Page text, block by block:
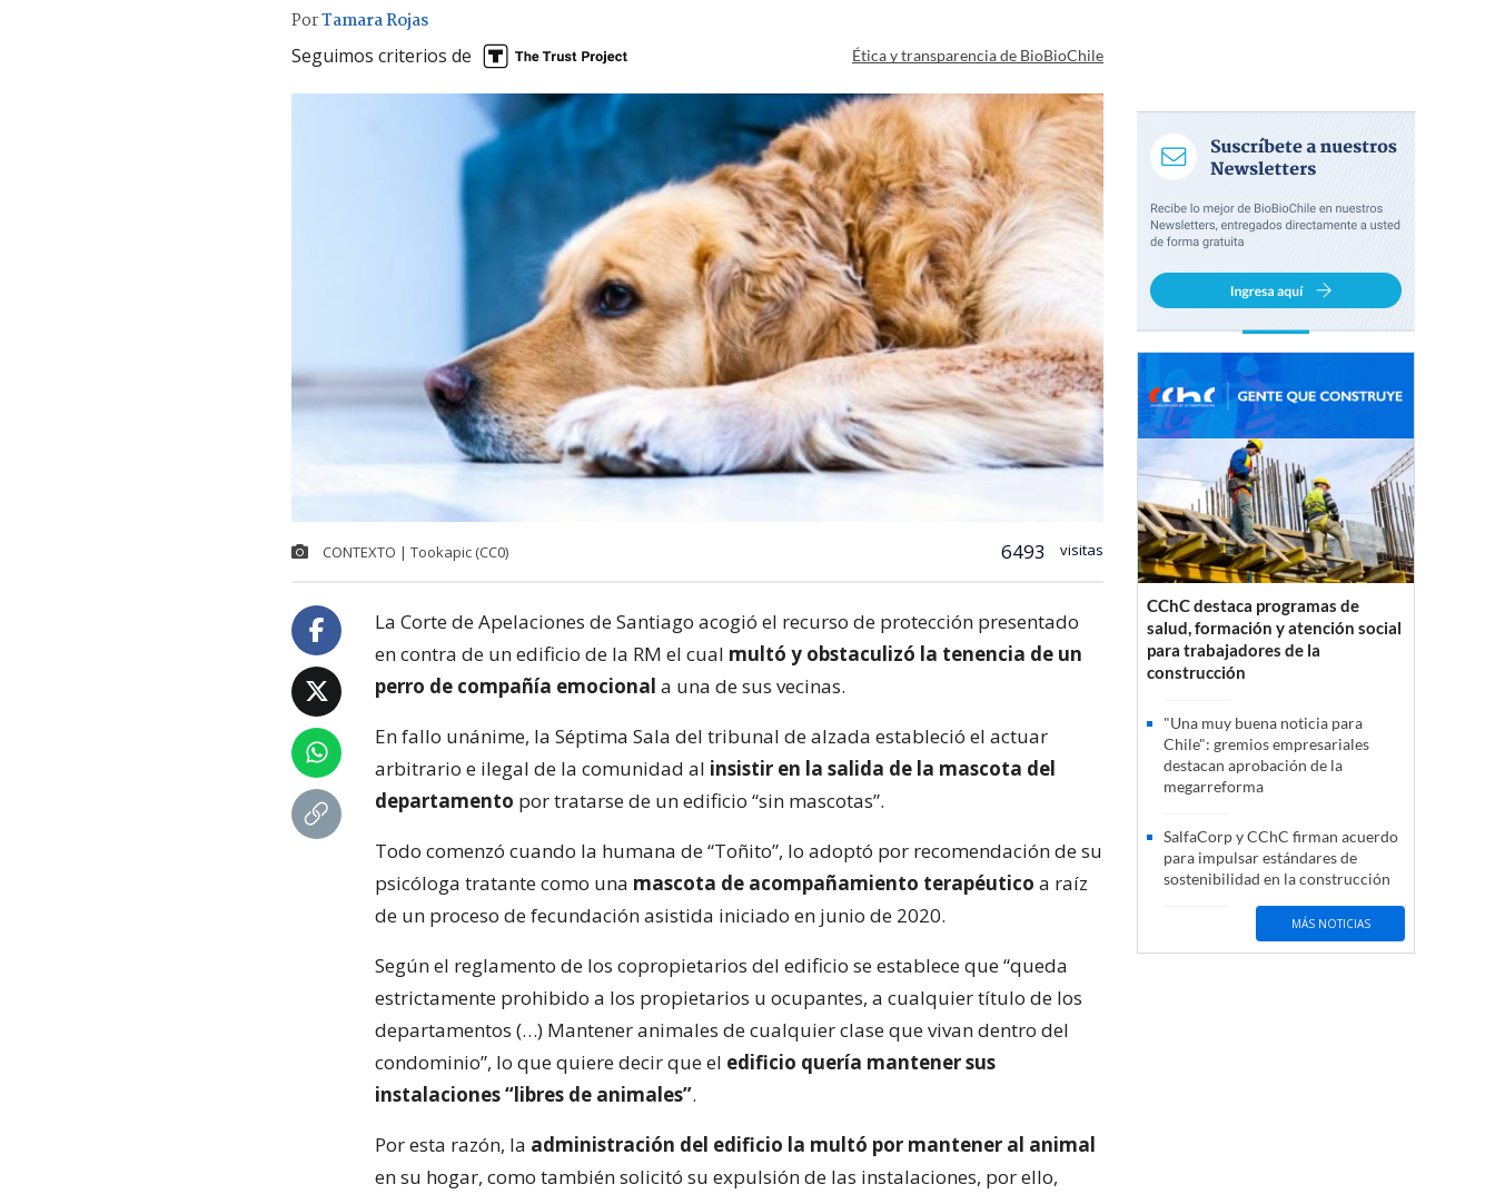
PorTamara Rojas
Seguimos criterios de Ética y transparencia de BioBioChile
CONTEXTO | Tookapic (CC0) 6493 visitas
La Corte de Apelaciones de Santiago acogió el recurso de protección presentado
en contra de un edificio de la RM el cual multó y obstaculizó la tenencia de un
perro de compañía emocional a una de sus vecinas.
En fallo unánime, la Séptima Sala del tribunal de alzada estableció el actuar
arbitrario e ilegal de la comunidad al insistir en la salida de la mascota del
departamento por tratarse de un edificio “sin mascotas”.
Todo comenzó cuando la humana de “Toñito”, lo adoptó por recomendación de su
psicóloga tratante como una mascota de acompañamiento terapéutico a raíz
de un proceso de fecundación asistida iniciado en junio de 2020.
Según el reglamento de los copropietarios del edificio se establece que “queda
estrictamente prohibido a los propietarios u ocupantes, a cualquier título de los
departamentos (…) Mantener animales de cualquier clase que vivan dentro del
condominio”, lo que quiere decir que el edificio quería mantener sus
instalaciones “libres de animales”.
Por esta razón, la administración del edificio la multó por mantener al animal
en su hogar, como también solicitó su expulsión de las instalaciones, por ello,
CChC destaca programas de
salud, formación y atención social
para trabajadores de la
construcción
"Una muy buena noticia para
Chile": gremios empresariales
destacan aprobación de la
megarreforma
SalfaCorp y CChC firman acuerdo
para impulsar estándares de
sostenibilidad en la construcción
MÁS NOTICIAS